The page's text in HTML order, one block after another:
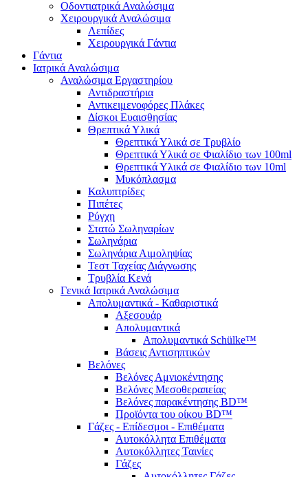
Οδοντιατρικά Αναλώσιμα
Χειρουργικά Αναλώσιμα
Λεπίδες
Χειρουργικά Γάντια
Γάντια
Ιατρικά Αναλώσιμα
Αναλώσιμα Εργαστηρίου
Αντιδραστήρια
Αντικειμενοφόρες Πλάκες
Δίσκοι Ευαισθησίας
Θρεπτικά Υλικά
Θρεπτικά Υλικά σε Τρυβλίο
Θρεπτικά Υλικά σε Φιαλίδιο των 100ml
Θρεπτικά Υλικά σε Φιαλίδιο των 10ml
Μυκόπλασμα
Καλυπτρίδες
Πιπέτες
Ρύγχη
Στατώ Σωληναρίων
Σωληνάρια
Σωληνάρια Αιμοληψίας
Τεστ Ταχείας Διάγνωσης
Τρυβλία Κενά
Γενικά Ιατρικά Αναλώσιμα
Απολυμαντικά - Καθαριστικά
Αξεσουάρ
Απολυμαντικά
Απολυμαντικά Schülke™
Βάσεις Αντισηπτικών
Βελόνες
Βελόνες Αμνιοκέντησης
Βελόνες Μεσοθεραπείας
Βελόνες παρακέντησης BD™
Προϊόντα του οίκου BD™
Γάζες - Επίδεσμοι - Επιθέματα
Αυτοκόλλητα Επιθέματα
Αυτοκόλλητες Ταινίες
Γάζες